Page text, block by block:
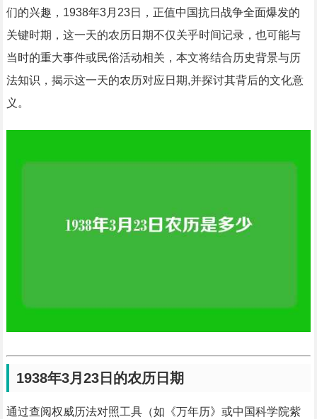
们的兴趣，1938年3月23日，正值中国抗日战争全面爆发的
关键时期，这一天的农历日期不仅关乎时间记录，也可能与
当时的重大事件或民俗活动相关，本文将结合历史背景与历
法知识，揭示这一天的农历对应日期,并探讨其背后的文化意
义。
1938年3月23日的农历日期
通过查阅权威历法对照工具（如《万年历》或中国科学院紫